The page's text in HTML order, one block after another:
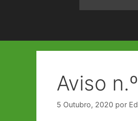
Aviso
5 Outubro, 2020 por